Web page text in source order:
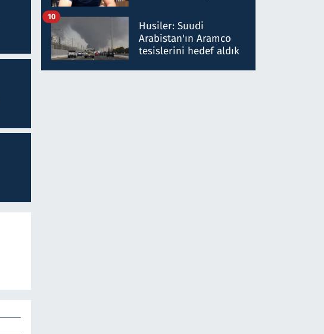
talimat verdi, ben
gönderdim
Husiler: Suudi
Arabistan'ın Aramco
tesislerini hedef aldık
10